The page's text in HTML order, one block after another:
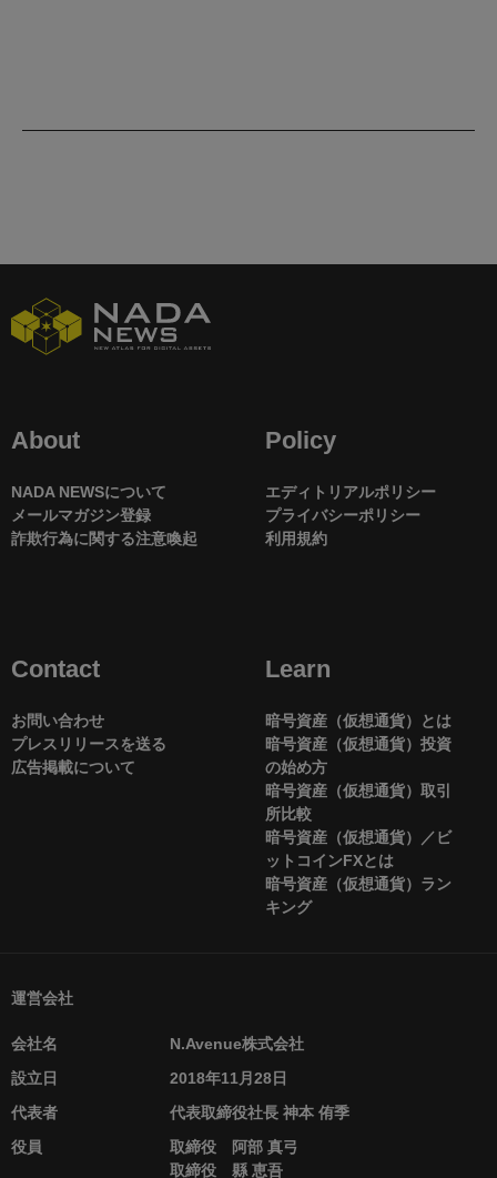
About
NADA NEWSについて
メールマガジン登録
詐欺行為に関する注意喚起
Policy
エディトリアルポリシー
プライバシーポリシー
利用規約
Contact
お問い合わせ
プレスリリースを送る
広告掲載について
Learn
暗号資産（仮想通貨）とは
暗号資産（仮想通貨）投資
の始め方
暗号資産（仮想通貨）取引
所比較
暗号資産（仮想通貨）／ビ
ットコインFXとは
暗号資産（仮想通貨）ラン
キング
運営会社
会社名
N.Avenue株式会社
設立日
2018年11月28日
代表者
代表取締役社長 神本 侑季
役員
取締役 阿部 真弓
取締役 縣 恵吾